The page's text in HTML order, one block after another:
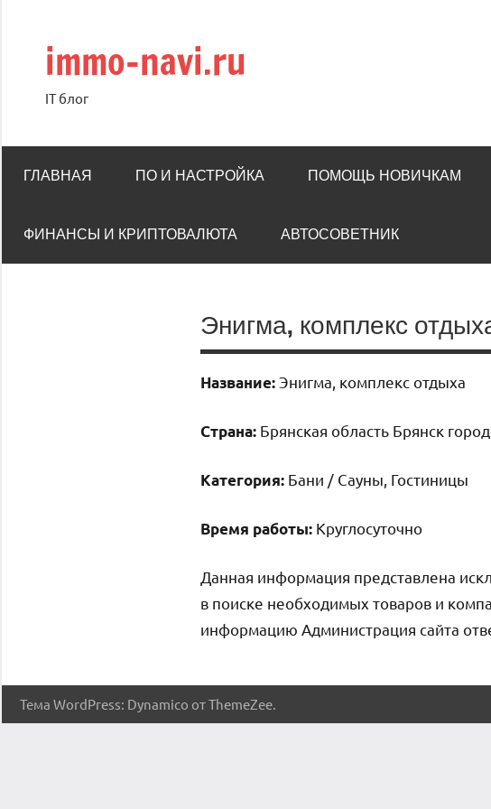
содержимому
immo-navi.ru
IT блог
ГЛАВНАЯ ПО И НАСТРОЙКА ПОМОЩЬ НОВИЧКАМ
ФИНАНСЫ И КРИПТОВАЛЮТА АВТОСОВЕТНИК
Энигма, комплекс
Название:Энигма, комплекс отдыха
Страна: Брянская область Брянск
Категория: Бани / Сауны, Гостиницы
Время работы: Круглосуточно
Данная информация представлена
в поиске необходимых товаров и
информацию Администрация сайта
Тема WordPress: Dynamico от ThemeZee.